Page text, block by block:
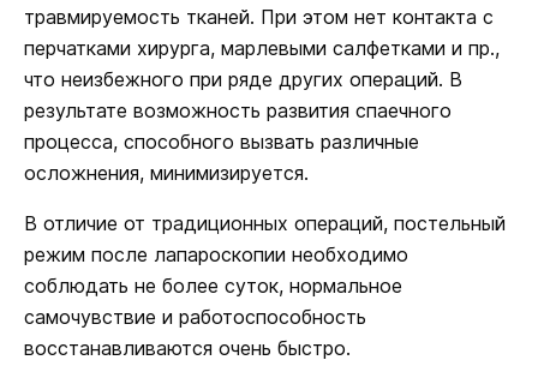
травмируемость тканей. При этом нет контакта с
перчатками хирурга, марлевыми салфетками и пр.,
что неизбежного при ряде других операций. В
результате возможность развития спаечного
процесса, способного вызвать различные
осложнения, минимизируется.
В отличие от традиционных операций, постельный
режим после лапароскопии необходимо
соблюдать не более суток, нормальное
самочувствие и работоспособность
восстанавливаются очень быстро.